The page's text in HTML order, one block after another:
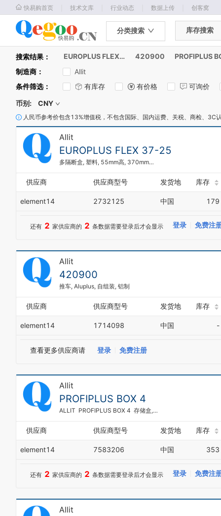
快易购首页 技术文库 行业动态 数据上传 创客窝
分类搜索 库存搜索
搜索结果： EUROPLUS FLEX 37-25 420900
PROFIPLUS
制造商 ：
Allit
条件筛选： 有库存 有价格
可询价
币别:
CNY
人民币参考价包含13%增值税，不包含国际、国内运费、关税、商检、3C
Allit
EUROPLUS FLEX 37-25
多隔断盒, 塑料, 55mm高, 370mm宽, 295mm深
供应商 供应商型号 发货地 库存
element14 2732125 中国 179
还有 2 家供应商的 2 条数据需要登录后才会显示 登录 免费注
Allit
420900
推车, Aluplus, 自组装, 铝制
供应商 供应商型号 发货地 库存
element14 1714098 中国 -
查看更多供应商请 登录 免费注册
Allit
PROFIPLUS BOX 4
ALLIT PROFIPLUS BOX 4 存储盒, 204X350X150MM
供应商 供应商型号 发货地 库存
element14 7583206 中国 353
还有 2 家供应商的 2 条数据需要登录后才会显示 登录 免费注
Allit